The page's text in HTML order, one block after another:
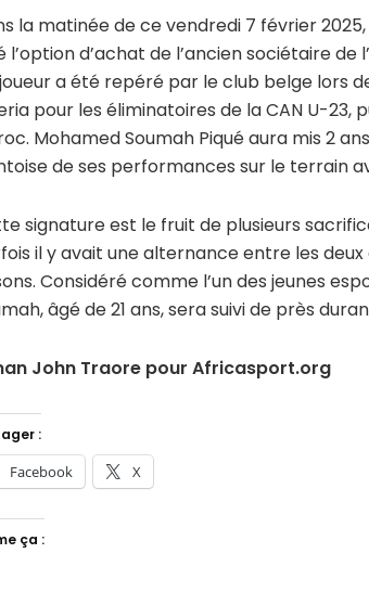
la matinée de ce vendredi 7 février
l’option d’achat de l’ancien sociétaire de
a été repéré par le club belge lors
pour les éliminatoires de la CAN U-23,
Mohamed Soumah Piqué aura mis 2
de ses performances sur le terrain
signature est le fruit de plusieurs
il y avait une alternance entre les
Considéré comme l’un des jeunes
âgé de 21 ans, sera suivi de près
John Traore pour Africasport.org
:
Facebook X
ça :